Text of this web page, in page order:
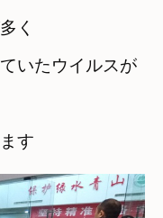
く
いたウイルスが
す